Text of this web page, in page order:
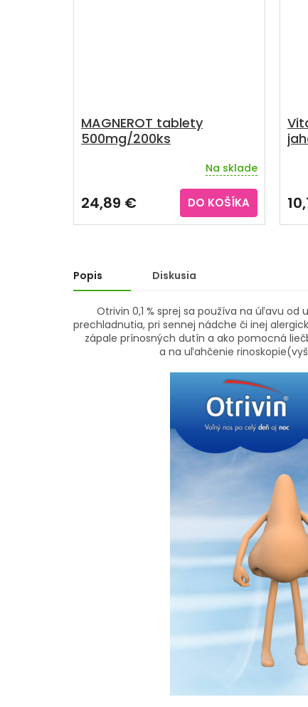
MAGNEROT tablety
500mg/200ks
produktu
je
5,0
Na sklade
24,89 € DO KOŠÍKA
Popis Diskusia
Otrivin 0,1 % sprej sa používa na úľavu
prechladnutia, pri sennej nádche či inej
zápale prínosných dutín a ako pomocná
a na uľahčenie